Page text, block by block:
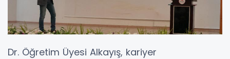
Dr. Öğretim Üyesi Alkayış, kariyer